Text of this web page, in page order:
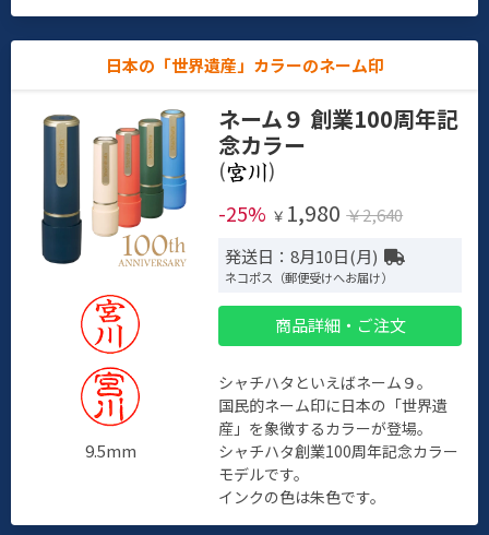
日本の「世界遺産」カラーのネーム印
9.5mm
ネーム９ 創業100周年記
念カラー
(
)
-25% ￥ 1,980 ￥2,640
発送日：8月10日(月)
ネコポス（郵便受けへお届け）
商品詳細・ご注文
シャチハタといえばネーム９。
国民的ネーム印に日本の「世界遺
産」を象徴するカラーが登場。
シャチハタ創業100周年記念カラー
モデルです。
インクの色は朱色です。